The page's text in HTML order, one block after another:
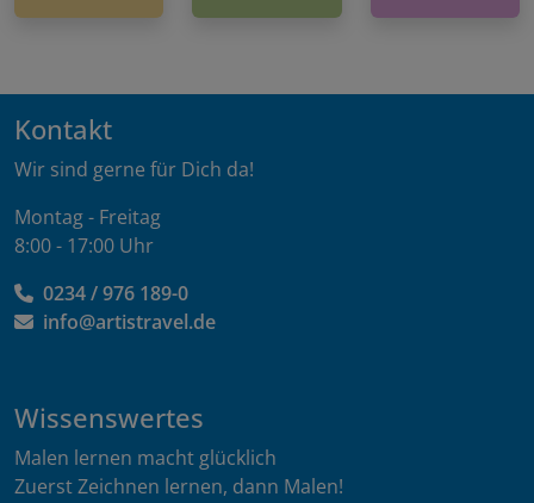
Kontakt
Wir sind gerne für Dich da!
Montag - Freitag
8:00 - 17:00 Uhr
0234 / 976 189-0
info@artistravel.de
Wissenswertes
Malen lernen macht glücklich
Zuerst Zeichnen lernen, dann Malen!